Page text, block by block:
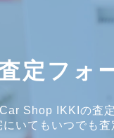
定フォ
Car Shop IKKIの査
にいてもいつでも査